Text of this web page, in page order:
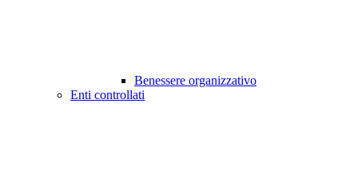
Benessere organizzativo
Enti controllati